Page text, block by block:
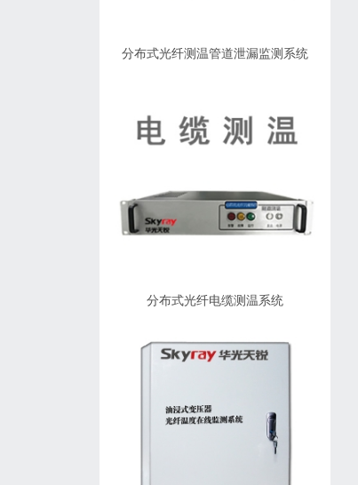
分布式光纤测温管道泄漏监测系统
分布式光纤电缆测温系统